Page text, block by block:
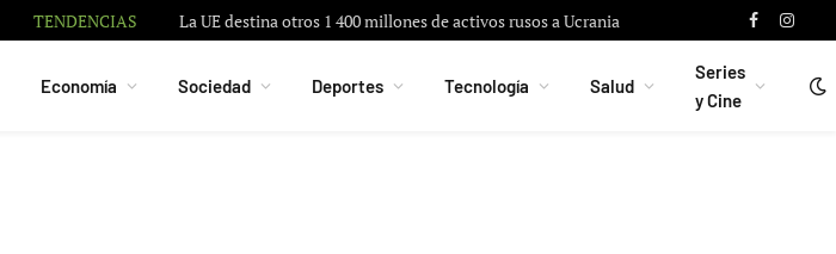
TENDENCIAS La UE destina otros 1 400 millones de activos rusos a Ucrania Facebook
Economía Sociedad Deportes Tecnología Salud
Series
y Cine